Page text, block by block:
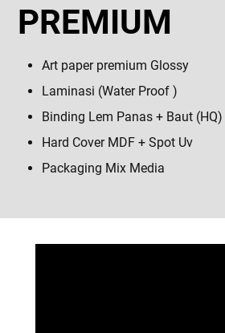
PREMIUM
Art paper premium Glossy
Laminasi (Water Proof )
Binding Lem Panas + Baut (HQ)
Hard Cover MDF + Spot Uv
Packaging Mix Media